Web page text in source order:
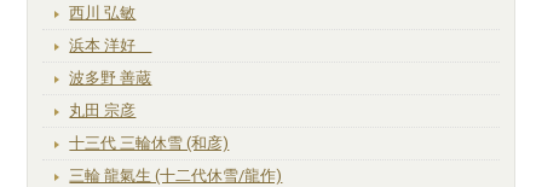
西川 弘敏
浜本 洋好
波多野 善蔵
丸田 宗彦
十三代 三輪休雪 (和彦)
三輪 龍氣生 (十二代休雪/龍作)